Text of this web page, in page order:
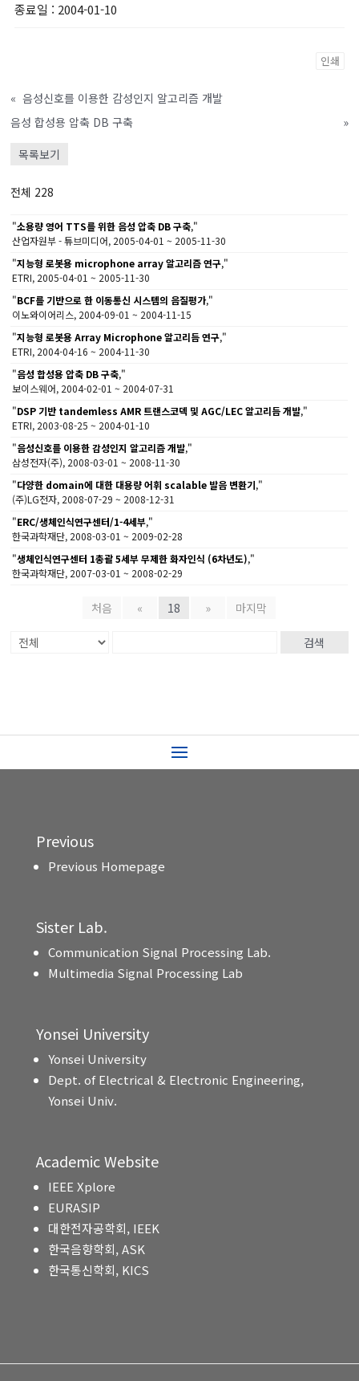
종료일 : 2004-01-10
인쇄
« 음성신호를 이용한 감성인지 알고리즘 개발
음성 합성용 압축 DB 구축
»
목록보기
전체 228
"소용량 영어 TTS를 위한 음성 압축 DB 구축,"
산업자원부 - 튜브미디어, 2005-04-01 ~ 2005-11-30
"지능형 로봇용 microphone array 알고리즘 연구,"
ETRI, 2005-04-01 ~ 2005-11-30
"BCF를 기반으로 한 이동통신 시스템의 음질평가,"
이노와이어리스, 2004-09-01 ~ 2004-11-15
"지능형 로봇용 Array Microphone 알고리듬 연구,"
ETRI, 2004-04-16 ~ 2004-11-30
"음성 합성용 압축 DB 구축,"
보이스웨어, 2004-02-01 ~ 2004-07-31
"DSP 기반 tandemless AMR 트랜스코덱 및 AGC/LEC 알고리듬 개발,"
ETRI, 2003-08-25 ~ 2004-01-10
"음성신호를 이용한 감성인지 알고리즘 개발,"
삼성전자(주), 2008-03-01 ~ 2008-11-30
"다양한 domain에 대한 대용량 어휘 scalable 발음 변환기,"
(주)LG전자, 2008-07-29 ~ 2008-12-31
"ERC/생체인식연구센터/1-4세부,"
한국과학재단, 2008-03-01 ~ 2009-02-28
"생체인식연구센터 1총괄 5세부 무제한 화자인식 (6차년도),"
한국과학재단, 2007-03-01 ~ 2008-02-29
처음 « 18 » 마지막
검색
Previous
Previous Homepage
Sister Lab.
Communication Signal Processing Lab.
Multimedia Signal Processing Lab
Yonsei University
Yonsei University
Dept. of Electrical & Electronic Engineering,
Yonsei Univ.
Academic Website
IEEE Xplore
EURASIP
대한전자공학회, IEEK
한국음향학회, ASK
한국통신학회, KICS